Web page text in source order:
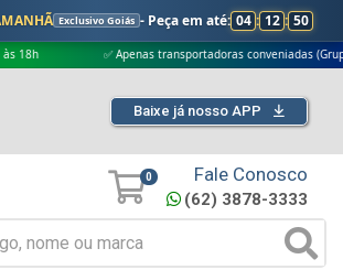
Exclusivo Goiás - Peça em até: 04 : 12 : 49
✅ Apenas transportadoras conveniadas (Grupo G5)
Baixe já nosso APP
0 Fale Conosco
(62) 3878-3333